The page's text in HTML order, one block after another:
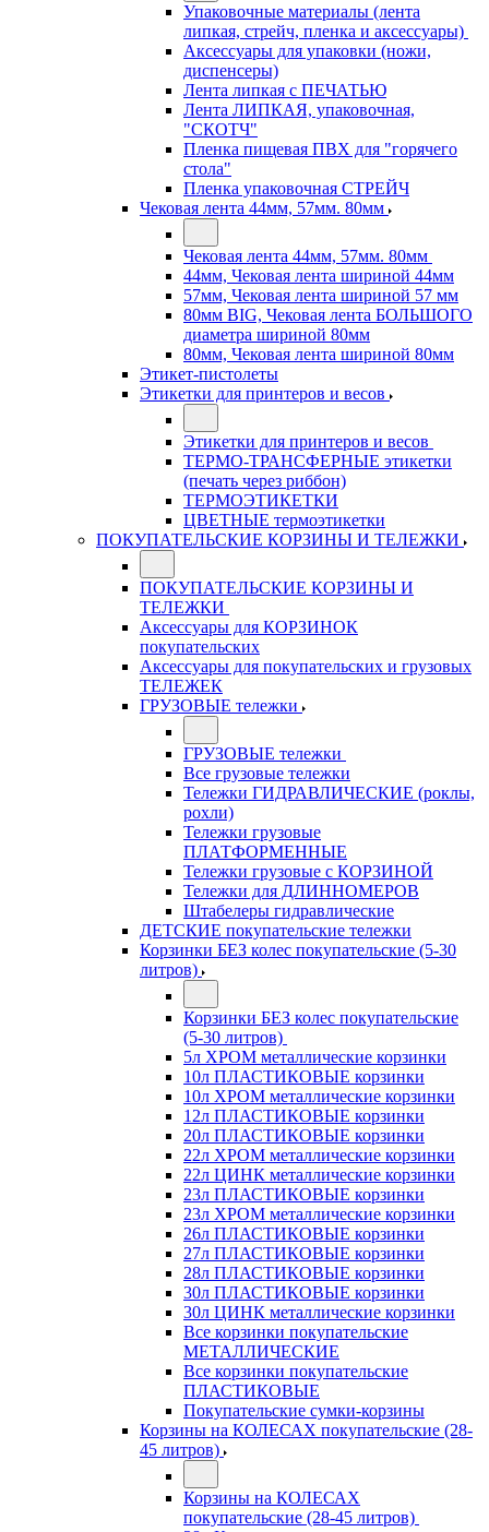
Упаковочные материалы (лента
липкая, стрейч, пленка и аксессуары)
Аксессуары для упаковки (ножи,
диспенсеры)
Лента липкая с ПЕЧАТЬЮ
Лента ЛИПКАЯ, упаковочная,
"СКОТЧ"
Пленка пищевая ПВХ для "горячего
стола"
Пленка упаковочная СТРЕЙЧ
Чековая лента 44мм, 57мм. 80мм
Чековая лента 44мм, 57мм. 80мм
44мм, Чековая лента шириной 44мм
57мм, Чековая лента шириной 57 мм
80мм BIG, Чековая лента БОЛЬШОГО
диаметра шириной 80мм
80мм, Чековая лента шириной 80мм
Этикет-пистолеты
Этикетки для принтеров и весов
Этикетки для принтеров и весов
ТЕРМО-ТРАНСФЕРНЫЕ этикетки
(печать через риббон)
ТЕРМОЭТИКЕТКИ
ЦВЕТНЫЕ термоэтикетки
ПОКУПАТЕЛЬСКИЕ КОРЗИНЫ И ТЕЛЕЖКИ
ПОКУПАТЕЛЬСКИЕ КОРЗИНЫ И
ТЕЛЕЖКИ
Аксессуары для КОРЗИНОК
покупательских
Аксессуары для покупательских и грузовых
ТЕЛЕЖЕК
ГРУЗОВЫЕ тележки
ГРУЗОВЫЕ тележки
Все грузовые тележки
Тележки ГИДРАВЛИЧЕСКИЕ (роклы,
рохли)
Тележки грузовые
ПЛАТФОРМЕННЫЕ
Тележки грузовые с КОРЗИНОЙ
Тележки для ДЛИННОМЕРОВ
Штабелеры гидравлические
ДЕТСКИЕ покупательские тележки
Корзинки БЕЗ колес покупательские (5-30
литров)
Корзинки БЕЗ колес покупательские
(5-30 литров)
5л ХРОМ металлические корзинки
10л ПЛАСТИКОВЫЕ корзинки
10л ХРОМ металлические корзинки
12л ПЛАСТИКОВЫЕ корзинки
20л ПЛАСТИКОВЫЕ корзинки
22л ХРОМ металлические корзинки
22л ЦИНК металлические корзинки
23л ПЛАСТИКОВЫЕ корзинки
23л ХРОМ металлические корзинки
26л ПЛАСТИКОВЫЕ корзинки
27л ПЛАСТИКОВЫЕ корзинки
28л ПЛАСТИКОВЫЕ корзинки
30л ПЛАСТИКОВЫЕ корзинки
30л ЦИНК металлические корзинки
Все корзинки покупательские
МЕТАЛЛИЧЕСКИЕ
Все корзинки покупательские
ПЛАСТИКОВЫЕ
Покупательские сумки-корзины
Корзины на КОЛЕСАХ покупательские (28-
45 литров)
Корзины на КОЛЕСАХ
покупательские (28-45 литров)